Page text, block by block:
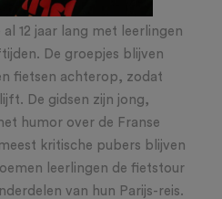
12 jaar lang met leerlingen
De groepjes blijven
fietsen achterop, zodat
De gidsen zijn jong,
humor over de Franse
kritische pubers blijven
leerlingen de fietstour
van hun Parijs-reis.